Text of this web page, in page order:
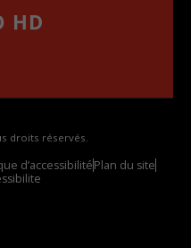
HD
droits réservés.
d’accessibilitéPlan du site